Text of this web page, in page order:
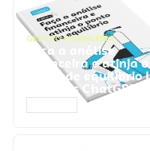
GESTÃO FINANCEIRA
Faça a análise
financeira e atinja o
ponto de equilíbrio |
Prompts ChatGPT